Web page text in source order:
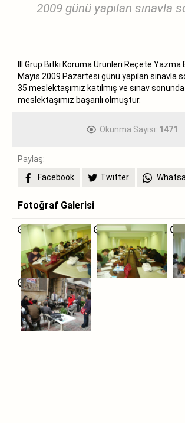
2009 günü yapılan sınavla
III.Grup Bitki Koruma Ürünleri Reçete Yazma
Mayıs 2009 Pazartesi günü yapılan sınavla
35 meslektaşımız katılmış ve sınav
meslektaşımız başarılı olmuştur.
Okunma Sayısı: 1471
Paylaş:
Facebook
Twitter
Fotoğraf Galerisi